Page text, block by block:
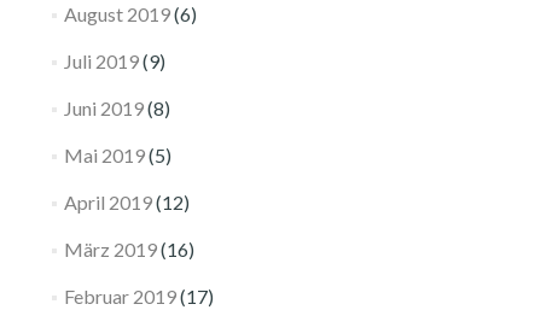
August 2019(6)
Juli 2019(9)
Juni 2019(8)
Mai 2019(5)
April 2019(12)
März 2019(16)
Februar 2019(17)